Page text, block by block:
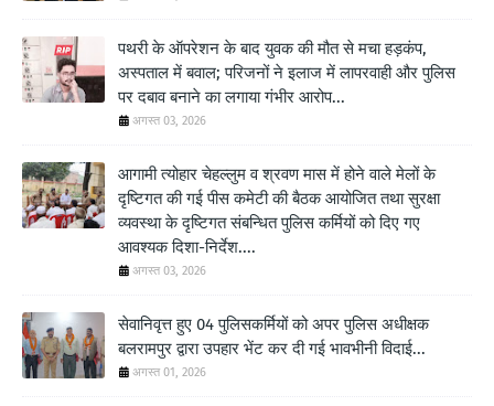
पथरी के ऑपरेशन के बाद युवक की मौत से मचा हड़कंप,
अस्पताल में बवाल; परिजनों ने इलाज में लापरवाही और पुलिस
पर दबाव बनाने का लगाया गंभीर आरोप...
अगस्त 03, 2026
आगामी त्योहार चेहल्लुम व श्रवण मास में होने वाले मेलों के
दृष्टिगत की गई पीस कमेटी की बैठक आयोजित तथा सुरक्षा
व्यवस्था के दृष्टिगत संबन्धित पुलिस कर्मियों को दिए गए
आवश्यक दिशा-निर्देश....
अगस्त 03, 2026
सेवानिवृत्त हुए 04 पुलिसकर्मियों को अपर पुलिस अधीक्षक
बलरामपुर द्वारा उपहार भेंट कर दी गई भावभीनी विदाई...
अगस्त 01, 2026